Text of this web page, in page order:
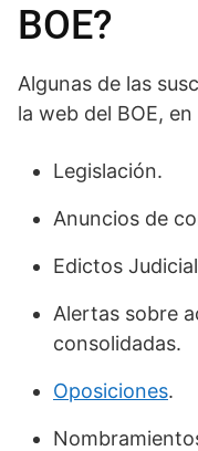
BOE?
Algunas de las
la web del BOE,
Legislación.
Anuncios de
Edictos
Alertas sobre
consolidadas.
Oposiciones.